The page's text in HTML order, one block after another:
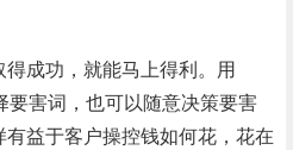
成功，就能马上得利。用
害词，也可以随意决策要害
益于客户操控钱如何花，花在